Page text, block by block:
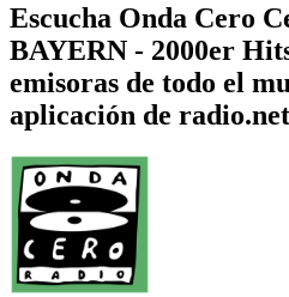
Escucha Onda Cero
BAYERN - 2000er
emisoras de todo el
aplicación de radio.net